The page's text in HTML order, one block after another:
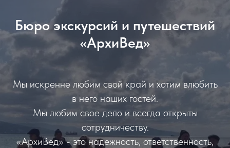
Бюро экскурсий и путешествий
«АрхиВед»
Мы искренне любим свой край и хотим влюбить
в него наших гостей.
Мы любим свое дело и всегда открыты
сотрудничеству.
«АрхиВед» - это надежность, ответственность,